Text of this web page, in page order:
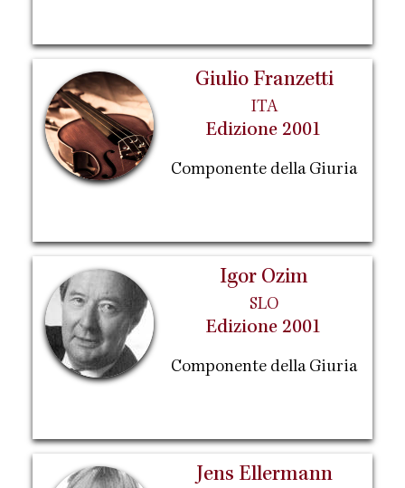
Giulio Franzetti
ITA
Edizione 2001
Componente della Giuria
Igor Ozim
SLO
Edizione 2001
Componente della Giuria
Jens Ellermann